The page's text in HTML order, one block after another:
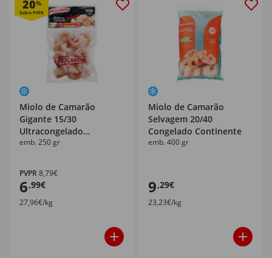
20%
Miolo de Camarão
Gigante 15/30
Ultracongelado
Pescanova
emb. 250 gr
PVPR8,79€
6,99€
27,96€/kg
Miolo de Camarão
Selvagem 20/40
Congelado Continente
emb. 400 gr
9,29€
23,23€/kg